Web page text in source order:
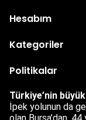
Hesabım
Kategoriler
Politikalar
Türkiye’nin
İpek yolunun da